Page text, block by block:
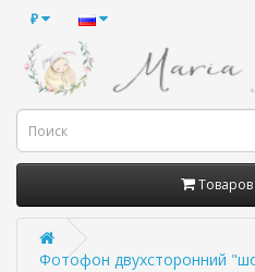
₽
Товаров
Фотофон двухсторонний